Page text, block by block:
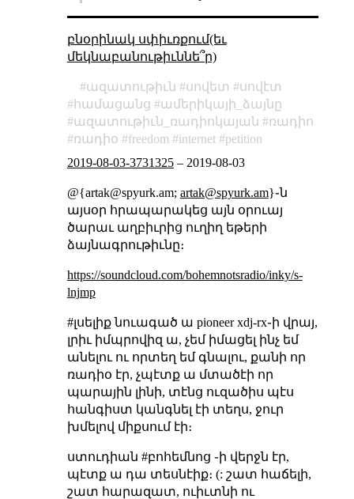
բնօրինակ սփիւռքում(եւ
մեկնաբանութիւննե՞ր)
ազատութիւն սովետ
սովէտ
համացանց
ամերիկայի_ձայնը
ազատութիւն_ռադիոկայան
ռադիո
ռադիօ
freedom internet
petition
2019-08-03-3731325– 2019-08-03
@{artak@spyurk.am; artak@spyurk.am}֊ն
այսօր հրապարակեց այն օրուայ
ծարաւ աղբիւրից ուղիղ եթերի
ձայնագրութիւնը։
https://soundcloud.com/bohemnotsradio/inky/s-
lnjmp
#լսելիք նուագած ա pioneer xdj-rx֊ի վրայ,
լրիւ իմպրովիզ ա, չեմ իմացել ինչ եմ
անելու ու որտեղ եմ գնալու, քանի որ
ռադիօ էր, չպէտք ա մտածէի որ
պարային լինի, տէնց ուզածիս պէս
հանգիստ կանգնել էի տեղս, ջուր
խմելով միքսում էի։
ստուդիան #բոհեմնոց ֊ի վերջն էր,
պէտք ա դա տեսնէիք։ (: շատ հաճելի,
շատ հարազատ, ուիւտնի ու